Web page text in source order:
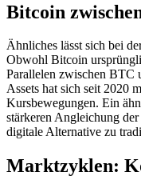
Bitcoin
Ähnliches lässt sich bei
Obwohl Bitcoin
Parallelen zwischen BTC
Assets hat sich seit 2020
Kursbewegungen. Ein
stärkeren Angleichung
digitale Alternative zu
Marktzyklen: